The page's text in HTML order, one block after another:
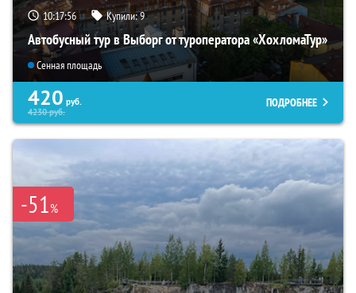
10:17:54 Купили:9
Автобусный тур в Выборг от туроператора «ХохломаТур»
Сенная площадь
420 руб.
4230руб.
ПОДРОБНЕЕ
-51%